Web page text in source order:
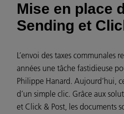
Mise en place
Sending et
L’envoi des taxes communales
années une tâche fastidieuse
Philippe Hanard. Aujourd’hui,
d’un simple clic. Grâce aux
et Click & Post, les documents